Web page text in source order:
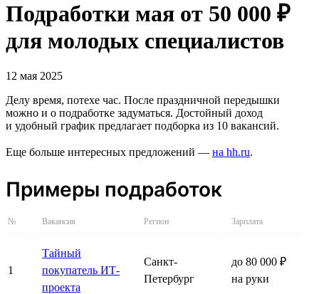
Подработки мая от 50 000 ₽
для молодых специалистов
12 мая 2025
Делу время, потехе час. После праздничной передышки
можно и о подработке задуматься. Достойный доход
и удобный график предлагает подборка из 10 вакансий.
Еще больше интересных предложений — на hh.ru.
Примеры подработок
№ Вакансия Регион Зарплата
1
Тайный
покупатель ИТ-
проекта
Санкт-
Петербург
до 80 000 ₽
на руки